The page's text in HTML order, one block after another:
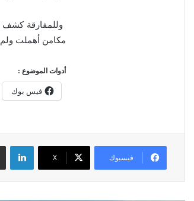
مكامن أهملت ولم
أدوات الموضوع :
فيس بوك
فيسبوك X
لينكدإن